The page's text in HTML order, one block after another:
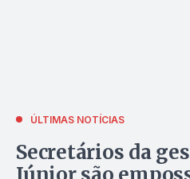
ÚLTIMAS NOTÍCIAS
Secretários da